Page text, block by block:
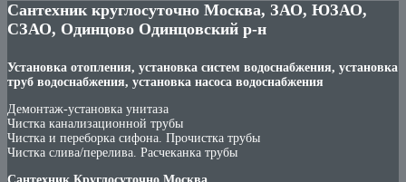
Сантехник круглосуточно Москва, ЗАО, ЮЗАО,
СЗАО, Одинцово Одинцовский р-н
Установка отопления, установка систем водоснабжения, установка
труб водоснабжения, установка насоса водоснабжения
Демонтаж-установка унитаза
Чистка канализационной трубы
Чистка и переборка сифона. Прочистка трубы
Чистка слива/перелива. Расчеканка трубы